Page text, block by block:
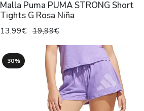
Malla Puma PUMA STRONG Short
Tights G Rosa Niña
13,99€ 19,99€
30%